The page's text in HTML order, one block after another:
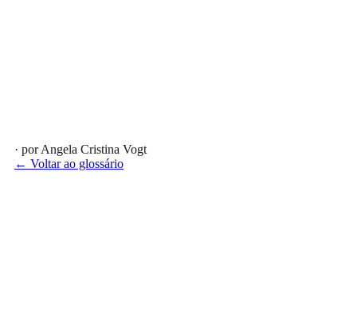
· por Angela Cristina Vogt
← Voltar ao glossário